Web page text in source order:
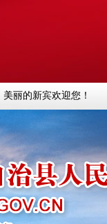
丽的新宾欢迎您！